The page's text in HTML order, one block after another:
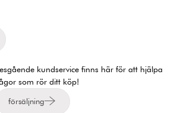
kundservice finns här för att hjälpa
som rör ditt köp!
försäljning